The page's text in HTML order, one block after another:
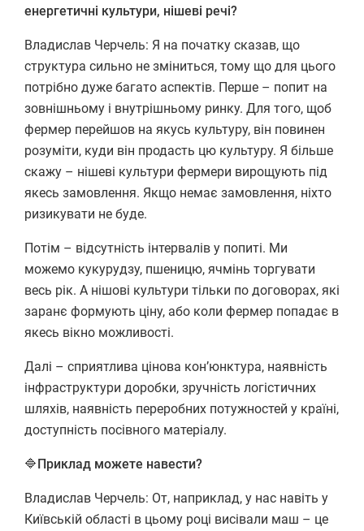
енергетичні культури, нішеві речі?
Владислав Черчель: Я на початку сказав, що
структура сильно не зміниться, тому що для цього
потрібно дуже багато аспектів. Перше – попит на
зовнішньому і внутрішньому ринку. Для того, щоб
фермер перейшов на якусь культуру, він повинен
розуміти, куди він продасть цю культуру. Я більше
скажу – нішеві культури фермери вирощують під
якесь замовлення. Якщо немає замовлення, ніхто
ризикувати не буде.
Потім – відсутність інтервалів у попиті. Ми
можемо кукурудзу, пшеницю, ячмінь торгувати
весь рік. А нішові культури тільки по договорах, які
заранє формують ціну, або коли фермер попадає в
якесь вікно можливості.
Далі – сприятлива цінова кон’юнктура, наявність
інфраструктури доробки, зручність логістичних
шляхів, наявність переробних потужностей у країні,
доступність посівного матеріалу.
🔷Приклад можете навести?
Владислав Черчель: От, наприклад, у нас навіть у
Київській області в цьому році висівали маш – це